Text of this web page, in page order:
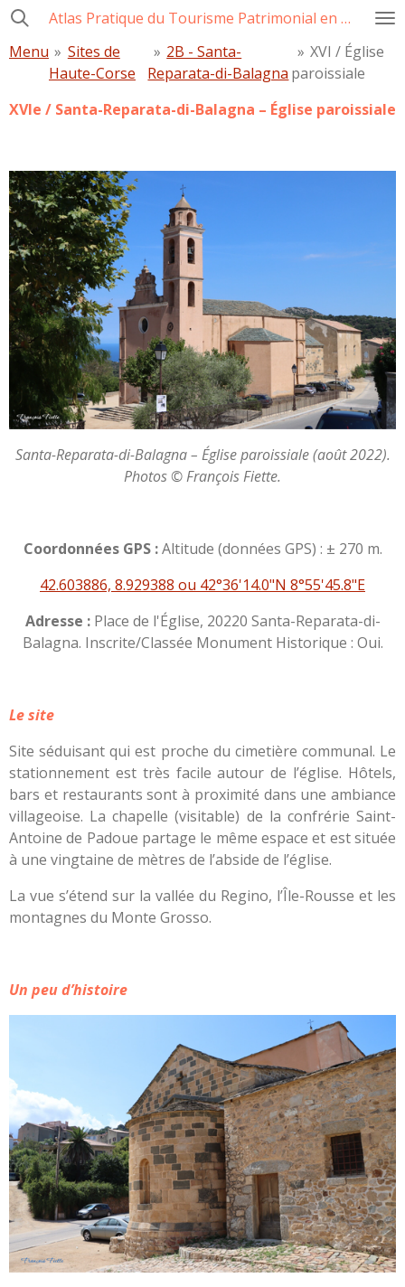
Passer
contenu
principal
Atlas Pratique du Tourisme Patrimonial en Corse
Menu » Sites de
Haute-Corse
» 2B - Santa-
Reparata-di-Balagna
» XVI / Église
paroissiale
XVIe / Santa-Reparata-di-Balagna – Église paroissiale
Santa-Reparata-di-Balagna – Église paroissiale (août 2022).
Photos © François Fiette.
Coordonnées GPS :Altitude (données GPS) : ± 270 m.
42.603886, 8.929388 ou 42°36'14.0"N 8°55'45.8"E
Adresse :Place de l'Église, 20220 Santa-Reparata-di-
Balagna. Inscrite/Classée Monument Historique : Oui.
Le site
Site séduisant qui est proche du cimetière communal. Le
stationnement est très facile autour de l’église. Hôtels,
bars et restaurants sont à proximité dans une ambiance
villageoise. La chapelle (visitable) de la confrérie Saint-
Antoine de Padoue partage le même espace et est située
à une vingtaine de mètres de l’abside de l’église.
La vue s’étend sur la vallée du Regino, l’Île-Rousse et les
montagnes du Monte Grosso.
Un peu d’histoire